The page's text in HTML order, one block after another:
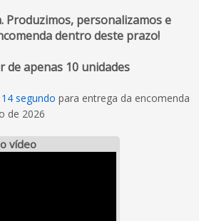
Produzimos, personalizamos e
dentro deste prazo!
de apenas 10 unidades
13 segundo para entrega da encomenda
de 2026
vídeo